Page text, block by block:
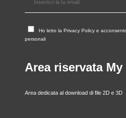
Ho letto la Privacy Policy e
personali
Area riservata My
Area dedicata al download di file 2D e 3D